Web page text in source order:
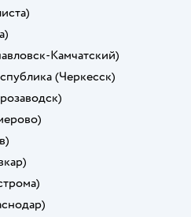
Камчатский)
(Черкесск)